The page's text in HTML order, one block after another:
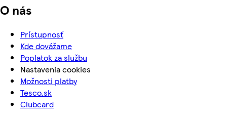
O nás
Prístupnosť
Kde dovážame
Poplatok za službu
Nastavenia cookies
Možnosti platby
Tesco.sk
Clubcard